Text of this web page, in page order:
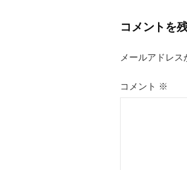
ビ
ゲ
ー
コメントを
メールアドレス
コメント ※